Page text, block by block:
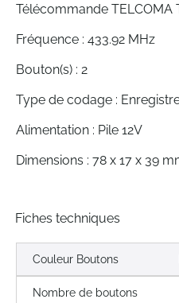
Télécommande TELCOMA
Fréquence : 433.92 MHz
Bouton(s) : 2
Type de codage :
Alimentation : Pile 12V
Dimensions : 78 x 17 x 39
Fiches techniques
Couleur Boutons
Nombre de boutons